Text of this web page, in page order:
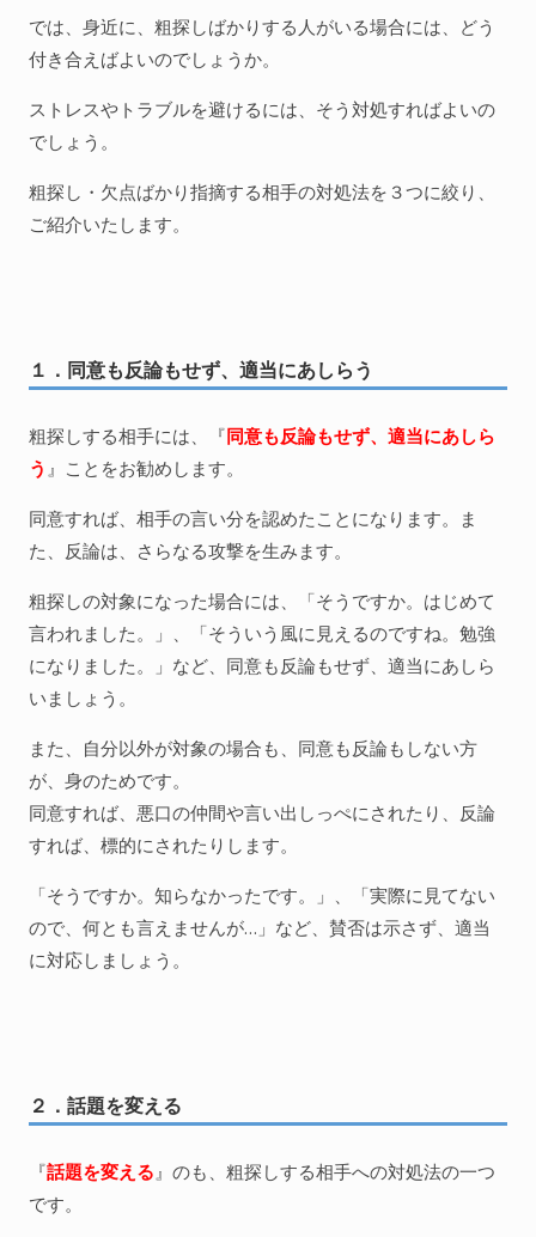
では、身近に、粗探しばかりする人がいる場合には、どう
付き合えばよいのでしょうか。
ストレスやトラブルを避けるには、そう対処すればよいの
でしょう。
粗探し・欠点ばかり指摘する相手の対処法を３つに絞り、
ご紹介いたします。
１．同意も反論もせず、適当にあしらう
粗探しする相手には、『同意も反論もせず、適当にあしら
う 』ことをお勧めします。
同意すれば、相手の言い分を認めたことになります。ま
た、反論は、さらなる攻撃を生みます。
粗探しの対象になった場合には、「そうですか。はじめて
言われました。」、「そういう風に見えるのですね。勉強
になりました。」など、同意も反論もせず、適当にあしら
いましょう。
また、自分以外が対象の場合も、同意も反論もしない方
が、身のためです。
同意すれば、悪口の仲間や言い出しっぺにされたり、反論
すれば、標的にされたりします。
「そうですか。知らなかったです。」、「実際に見てない
ので、何とも言えませんが…」など、賛否は示さず、適当
に対応しましょう。
２．話題を変える
『話題を変える 』のも、粗探しする相手への対処法の一つ
です。